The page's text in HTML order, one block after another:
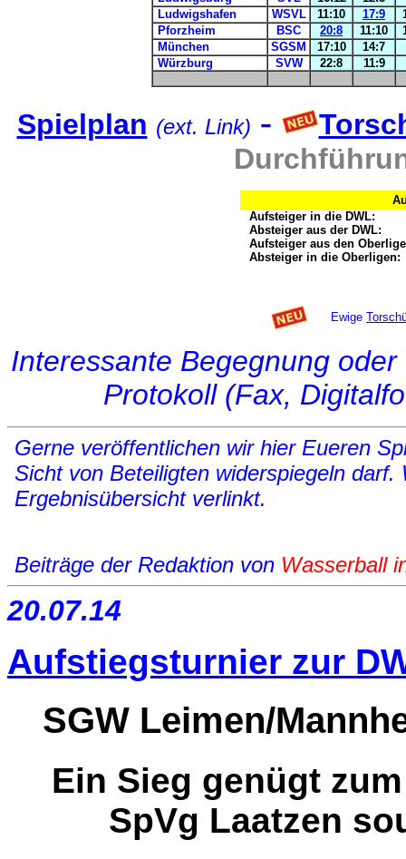
Ludwigshafen
WSVL 11:10 17:9
Pforzheim
BSC 20:8 11:10
München
SGSM 17:10
14:7
Würzburg
SVW 22:8 11:9
Spielplan (ext. Link) -
Aufsteiger in die DWL:
Absteiger aus der DWL:
Aufsteiger aus den
Absteiger in die Oberligen:
Ewige
Interessante Begegnung
Protokoll (Fax,
Gerne veröffentlichen wir hier Eueren
Sicht von Beteiligten widerspiegeln
Ergebnisübersicht verlinkt.
Beiträge der Redaktion von Wasserball
20.07.14
Aufstiegsturnier zur
SGW Leimen/
Ein Sieg genügt
SpVg Laatzen